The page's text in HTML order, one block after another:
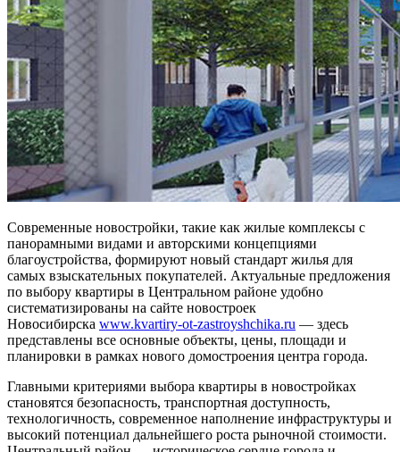
Современные новостройки, такие как жилые комплексы с
панорамными видами и авторскими концепциями
благоустройства, формируют новый стандарт жилья для
самых взыскательных покупателей. Актуальные предложения
по выбору квартиры в Центральном районе удобно
систематизированы на сайте новостроек
Новосибирска www.kvartiry-ot-zastroyshchika.ru — здесь
представлены все основные объекты, цены, площади и
планировки в рамках нового домостроения центра города.
Главными критериями выбора квартиры в новостройках
становятся безопасность, транспортная доступность,
технологичность, современное наполнение инфраструктуры и
высокий потенциал дальнейшего роста рыночной стоимости.